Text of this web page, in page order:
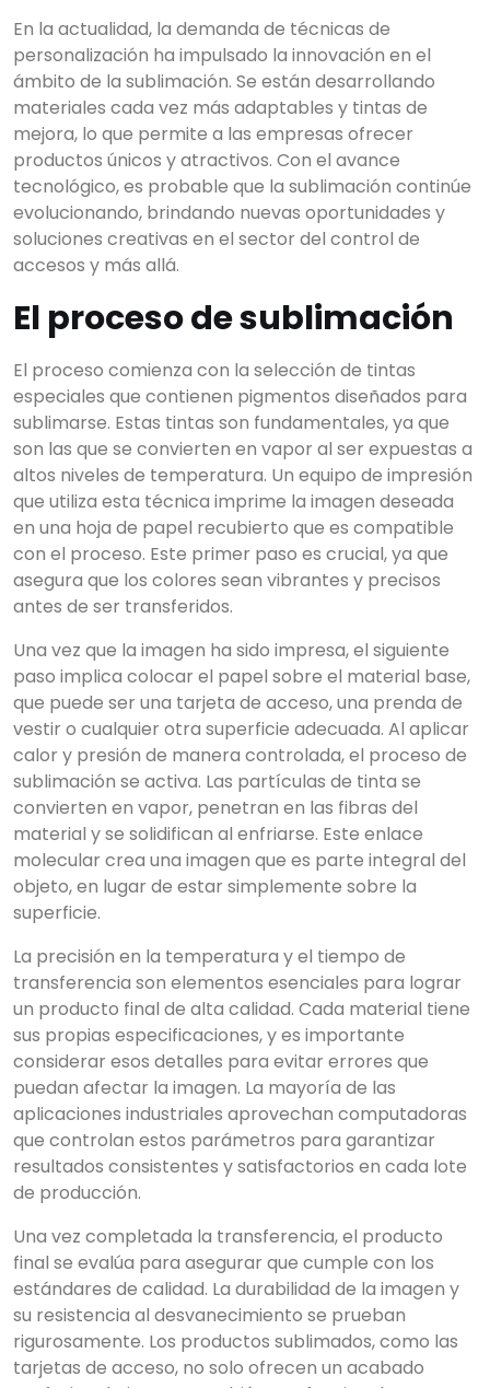
En la actualidad, la demanda de técnicas de
personalización ha impulsado la innovación en el
ámbito de la sublimación. Se están desarrollando
materiales cada vez más adaptables y tintas de
mejora, lo que permite a las empresas ofrecer
productos únicos y atractivos. Con el avance
tecnológico, es probable que la sublimación continúe
evolucionando, brindando nuevas oportunidades y
soluciones creativas en el sector del control de
accesos y más allá.
El proceso de sublimación
El proceso comienza con la selección de tintas
especiales que contienen pigmentos diseñados para
sublimarse. Estas tintas son fundamentales, ya que
son las que se convierten en vapor al ser expuestas a
altos niveles de temperatura. Un equipo de impresión
que utiliza esta técnica imprime la imagen deseada
en una hoja de papel recubierto que es compatible
con el proceso. Este primer paso es crucial, ya que
asegura que los colores sean vibrantes y precisos
antes de ser transferidos.
Una vez que la imagen ha sido impresa, el siguiente
paso implica colocar el papel sobre el material base,
que puede ser una tarjeta de acceso, una prenda de
vestir o cualquier otra superficie adecuada. Al aplicar
calor y presión de manera controlada, el proceso de
sublimación se activa. Las partículas de tinta se
convierten en vapor, penetran en las fibras del
material y se solidifican al enfriarse. Este enlace
molecular crea una imagen que es parte integral del
objeto, en lugar de estar simplemente sobre la
superficie.
La precisión en la temperatura y el tiempo de
transferencia son elementos esenciales para lograr
un producto final de alta calidad. Cada material tiene
sus propias especificaciones, y es importante
considerar esos detalles para evitar errores que
puedan afectar la imagen. La mayoría de las
aplicaciones industriales aprovechan computadoras
que controlan estos parámetros para garantizar
resultados consistentes y satisfactorios en cada lote
de producción.
Una vez completada la transferencia, el producto
final se evalúa para asegurar que cumple con los
estándares de calidad. La durabilidad de la imagen y
su resistencia al desvanecimiento se prueban
rigurosamente. Los productos sublimados, como las
tarjetas de acceso, no solo ofrecen un acabado